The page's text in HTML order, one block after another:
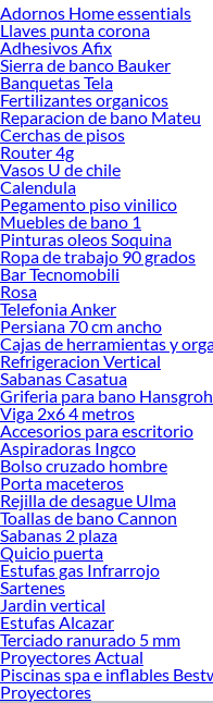
Desde remodelaciones hasta
tus ideas realidad. ¡Visítanos y
Insecticidas!
Explora la variedad de
Herramientas, materiales y
renovación de espacios.
ofrecerte!
Encuentra una amplia variedad de
Encuentra todo lo necesario para
¡Visítanos y haz tus ideas realidad!
Adornos Home essentials
Llaves punta corona
Adhesivos Afix
Sierra de banco Bauker
Banquetas Tela
Fertilizantes organicos
Reparacion de bano Mateu
Cerchas de pisos
Router 4g
Vasos U de chile
Calendula
Pegamento piso vinilico
Muebles de bano 1
Pinturas oleos Soquina
Ropa de trabajo 90 grados
Bar Tecnomobili
Rosa
Telefonia Anker
Persiana 70 cm ancho
Cajas de herramientas y
Refrigeracion Vertical
Sabanas Casatua
Griferia para bano
Viga 2x6 4 metros
Accesorios para escritorio
Aspiradoras Ingco
Bolso cruzado hombre
Porta maceteros
Rejilla de desague Ulma
Toallas de bano Cannon
Sabanas 2 plaza
Quicio puerta
Estufas gas Infrarrojo
Sartenes
Jardin vertical
Estufas Alcazar
Terciado ranurado 5 mm
Proyectores Actual
Piscinas spa e inflables
Proyectores